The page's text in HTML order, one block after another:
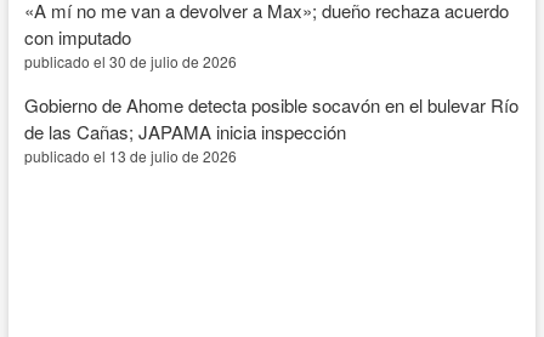
«A mí no me van a devolver a Max»; dueño rechaza acuerdo
con imputado
publicado el 30 de julio de 2026
Gobierno de Ahome detecta posible socavón en el bulevar Río
de las Cañas; JAPAMA inicia inspección
publicado el 13 de julio de 2026